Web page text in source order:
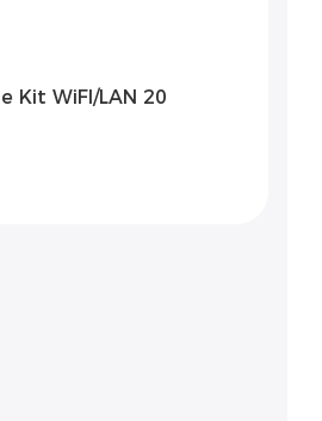
Kit WiFI/LAN 20